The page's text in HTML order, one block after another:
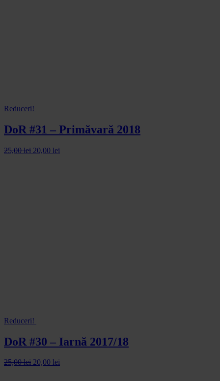
Reduceri!
DoR #31 – Primăvară 2018
25,00lei 20,00 lei
Reduceri!
DoR #30 – Iarnă 2017/18
25,00lei 20,00 lei